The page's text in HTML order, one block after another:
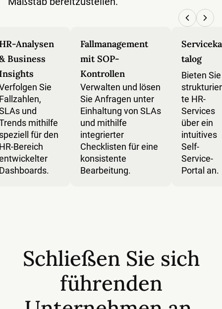
Analysen
Business
Sie
und
mithilfe
für den
Bereich
Fallmanagement
mit SOP-
Kontrollen
Verwalten und lösen
Sie Anfragen unter
Einhaltung von SLAs
und mithilfe
integrierter
Checklisten für eine
konsistente
Bearbeitung.
Serviceka
talog
Bieten Sie
strukturier
te HR-
Services
über ein
intuitives
Self-
Service-
Portal an.
Schließen Sie sich
führenden